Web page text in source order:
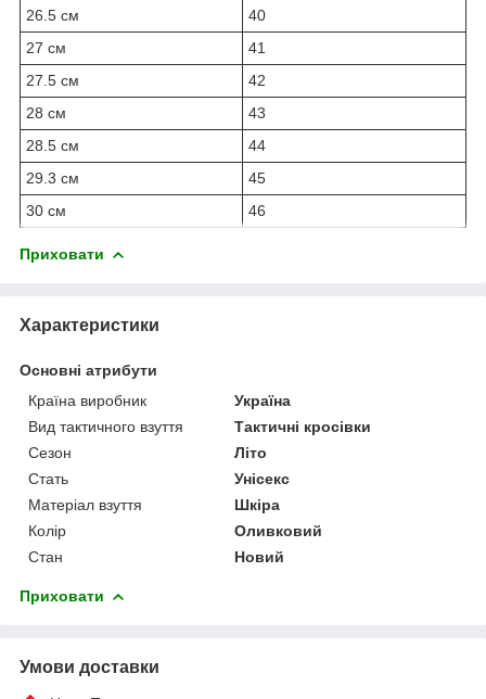
26.5 см
40
27 см
41
27.5 см
42
28 см
43
28.5 см
44
29.3 см
45
30 см
46
Приховати
Характеристики
Основні атрибути
Країна виробник
Україна
Вид тактичного взуття
Тактичні кросівки
Сезон
Літо
Стать
Унісекс
Матеріал взуття
Шкіра
Колір
Оливковий
Стан
Новий
Приховати
Умови доставки